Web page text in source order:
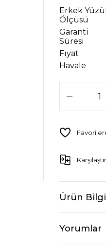
Erkek
Ölçüsü
Garanti
Süresi
Fiyat
Havale
Karşılaştır
Ürün
Yorumlar